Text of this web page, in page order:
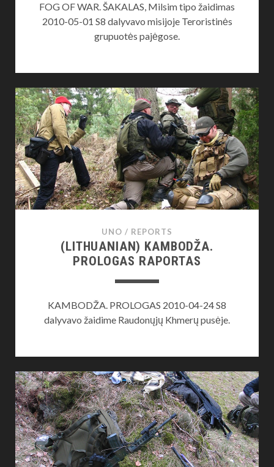
FOG OF WAR. ŠAKALAS, Milsim tipo žaidimas
2010-05-01 S8 dalyvavo misijoje Teroristinės
grupuotės pajėgose.
UNO / REPORTS
(LITHUANIAN) KAMBODŽA.
PROLOGAS RAPORTAS
KAMBODŽA. PROLOGAS 2010-04-24 S8
dalyvavo žaidime Raudonųjų Khmerų pusėje.